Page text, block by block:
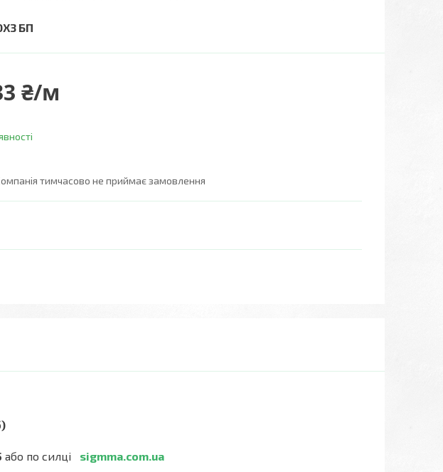
БП
₴/м
тимчасово не приймає замовлення
або по силці sigmma.com.ua